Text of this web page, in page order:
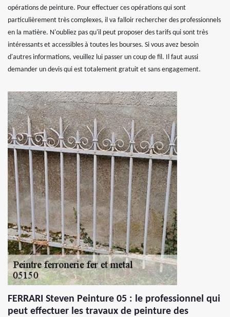
opérations de peinture. Pour effectuer ces opérations qui sont
particulièrement très complexes, il va falloir rechercher des professionnels
en la matière. N'oubliez pas qu'il peut proposer des tarifs qui sont très
intéressants et accessibles à toutes les bourses. Si vous avez besoin
d'autres informations, veuillez lui passer un coup de fil. Il faut aussi
demander un devis qui est totalement gratuit et sans engagement.
FERRARI Steven Peinture 05 : le professionnel qui
peut effectuer les travaux de peinture des